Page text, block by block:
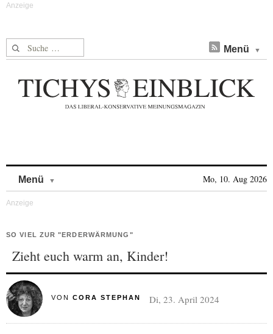
Suche nach: Menü
Menü Mo, 10. Aug 2026
SO VIEL ZUR "ERDERWÄRMUNG"
Zieht euch warm an, Kinder!
VON CORA STEPHAN Di, 23. April 2024